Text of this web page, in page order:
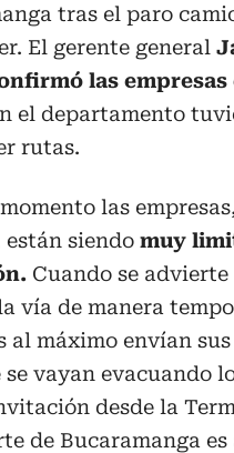
tras el paro
El gerente general
las empresas
el departamento
rutas.
las
siendo muy
Cuando se advierte
vía de manera
al máximo envían
vayan evacuando
desde la
de Bucaramanga es